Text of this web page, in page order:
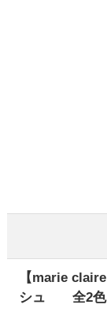
【marie
シュ 全2色